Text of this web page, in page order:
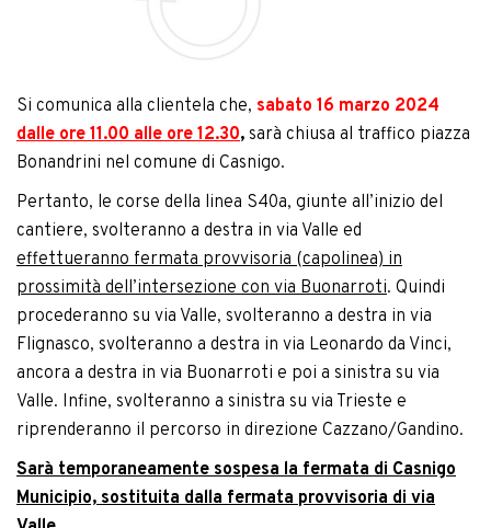
Si comunica alla clientela che, sabato 16 marzo 2024
dalle ore 11.00 alle ore 12.30, sarà chiusa al traffico piazza
Bonandrini nel comune di Casnigo.
Pertanto, le corse della linea S40a, giunte all’inizio del
cantiere, svolteranno a destra in via Valle ed
effettueranno fermata provvisoria (capolinea) in
prossimità dell’intersezione con via Buonarroti. Quindi
procederanno su via Valle, svolteranno a destra in via
Flignasco, svolteranno a destra in via Leonardo da Vinci,
ancora a destra in via Buonarroti e poi a sinistra su via
Valle. Infine, svolteranno a sinistra su via Trieste e
riprenderanno il percorso in direzione Cazzano/Gandino.
Sarà temporaneamente sospesa la fermata di Casnigo
Municipio, sostituita dalla fermata provvisoria di via